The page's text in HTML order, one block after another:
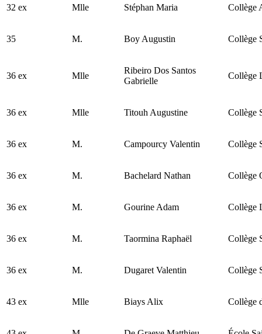
32 ex Mlle Stéphan Maria Collège
35 M. Boy Augustin Collège
36 ex Mlle
Ribeiro Dos Santos
Gabrielle
Collège
36 ex Mlle Titouh Augustine Collège
36 ex M. Campourcy Valentin Collège
36 ex M. Bachelard Nathan Collège
36 ex M. Gourine Adam Collège
36 ex M. Taormina Raphaël Collège
36 ex M. Dugaret Valentin Collège
43 ex Mlle Biays Alix Collège